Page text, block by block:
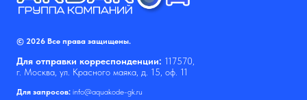
© 2026 Все права защищены.
Для отправки корреспонденции: 117570,
г. Москва, ул. Красного маяка, д. 15, оф. 11
Для запросов: info@aquakode-gk.ru